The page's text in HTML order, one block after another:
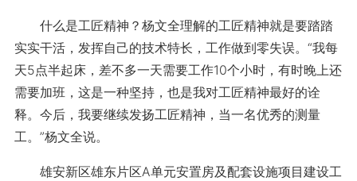
什么是工匠精神？杨文全理解的工匠精神就是要踏踏
实实干活，发挥自己的技术特长，工作做到零失误。“我每
天5点半起床，差不多一天需要工作10个小时，有时晚上还
需要加班，这是一种坚持，也是我对工匠精神最好的诠
释。今后，我要继续发扬工匠精神，当一名优秀的测量
工。”杨文全说。
雄安新区雄东片区A单元安置房及配套设施项目建设工